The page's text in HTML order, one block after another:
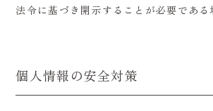
法令に基づき開示することが必要である
個人情報の安全対策